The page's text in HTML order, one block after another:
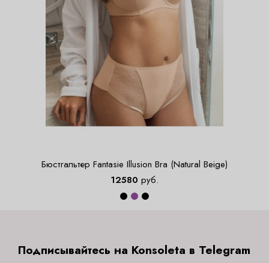
Бюстгальтер Fantasie Illusion Bra (Natural Beige)
12580 руб.
Подписывайтесь на Konsoleta в Telegram